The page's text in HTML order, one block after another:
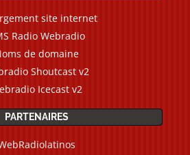
site internet
Radio Webradio
de domaine
Shoutcast v2
Icecast v2
PARTENAIRES